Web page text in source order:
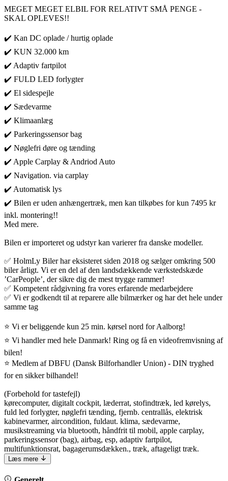
MEGET MEGET ELBIL FOR RELATIVT SMÅ PENGE -
SKAL OPLEVES!!
✔️ Kan DC oplade / hurtig oplade
✔️ KUN 32.000 km
✔️ Adaptiv fartpilot
✔️ FULD LED forlygter
✔️ El sidespejle
✔️ Sædevarme
✔️ Klimaanlæg
✔️ Parkeringssensor bag
✔️ Nøglefri døre og tænding
✔️ Apple Carplay & Andriod Auto
✔️ Navigation. via carplay
✔️ Automatisk lys
✔️ Bilen er uden anhængertræk, men kan tilkøbes for kun 7495 kr
inkl. montering!!
Med mere.
Bilen er importeret og udstyr kan varierer fra danske modeller.
✅ HolmLy Biler har eksisteret siden 2018 og sælger omkring 500
biler årligt. Vi er en del af den landsdækkende værkstedskæde
’CarPeople’, der sikre dig de mest trygge rammer!
✅ Kompetent rådgivning fra vores erfarende medarbejdere
✅ Vi er godkendt til at reparere alle bilmærker og har det hele under
samme tag
⭐ Vi er beliggende kun 25 min. kørsel nord for Aalborg!
⭐ Vi handler med hele Danmark! Ring og få en videofremvisning af
bilen!
⭐ Medlem af DBFU (Dansk Bilforhandler Union) - DIN tryghed
for en sikker bilhandel!
(Forbehold for tastefejl)
kørecomputer, digitalt cockpit, læderrat, stofindtræk, led kørelys,
fuld led forlygter, nøglefri tænding, fjernb. centrallås, elektrisk
kabinevarmer, aircondition, fuldaut. klima, sædevarme,
musikstreaming via bluetooth, håndfrit til mobil, apple carplay,
parkeringssensor (bag), airbag, esp, adaptiv fartpilot,
multifunktionsrat, bagagerumsdækken., træk, aftageligt træk.
Læs mere